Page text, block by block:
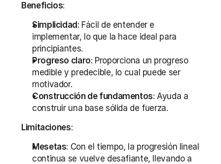
Beneficios:
Simplicidad : Fácil de entender e
implementar, lo que la hace ideal para
principiantes.
Progreso claro: Proporciona un progreso
medible y predecible, lo cual puede ser
motivador.
Construcción de fundamentos: Ayuda a
construir una base sólida de fuerza.
Limitaciones:
Mesetas: Con el tiempo, la progresión lineal
continua se vuelve desafiante, llevando a